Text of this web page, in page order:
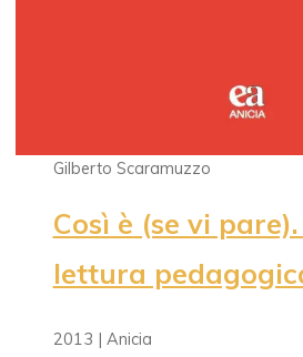
Gilberto Scaramuzzo
Così è (se vi
lettura
2013 | Anicia